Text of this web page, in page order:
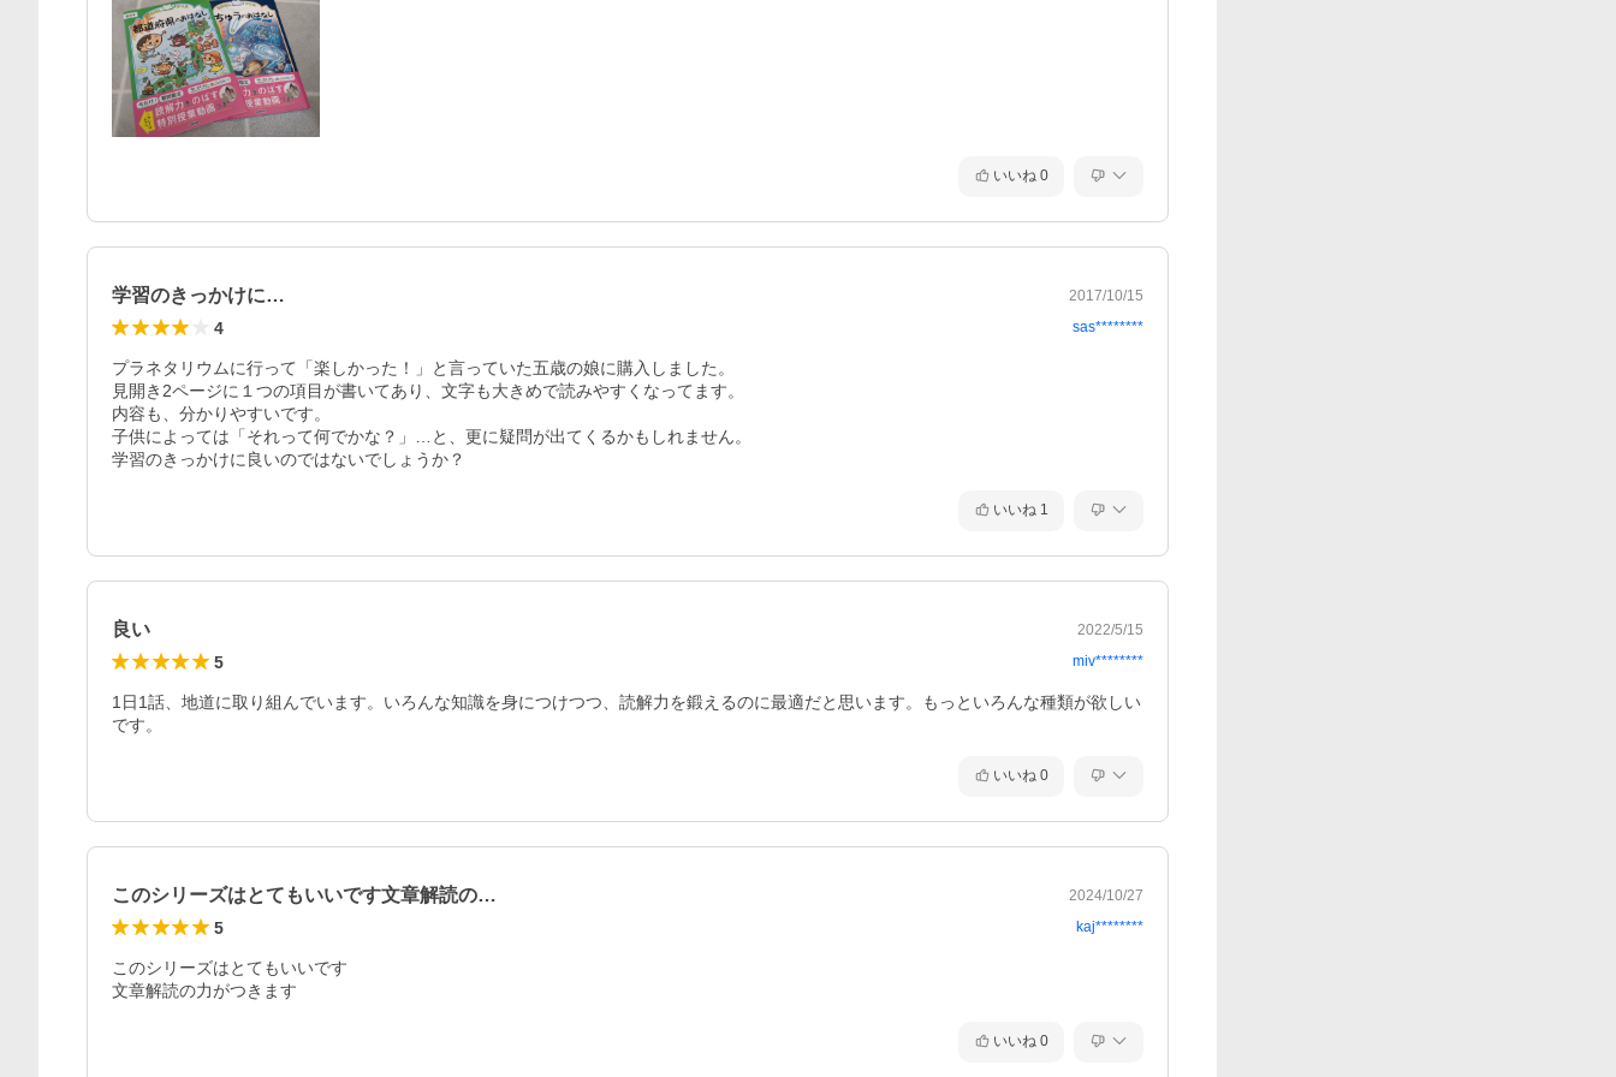
いいね 0
学習のきっかけに… 2017/10/15
4 sas********
プラネタリウムに行って「楽しかった！」と言っていた五歳の娘に購入しました。
見開き2ページに１つの項目が書いてあり、文字も大きめで読みやすくなってます。
内容も、分かりやすいです。
子供によっては「それって何でかな？」…と、更に疑問が出てくるかもしれません。
学習のきっかけに良いのではないでしょうか？
いいね 1
良い 2022/5/15
5 miv********
1日1話、地道に取り組んでいます。いろんな知識を身につけつつ、読解力を鍛えるのに最適だと思います。もっといろんな種類が欲しい
です。
いいね 0
このシリーズはとてもいいです文章解読の… 2024/10/27
5 kaj********
このシリーズはとてもいいです
文章解読の力がつきます
いいね 0